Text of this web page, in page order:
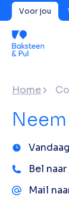
Voor jou
Home
Bel naar
Mail